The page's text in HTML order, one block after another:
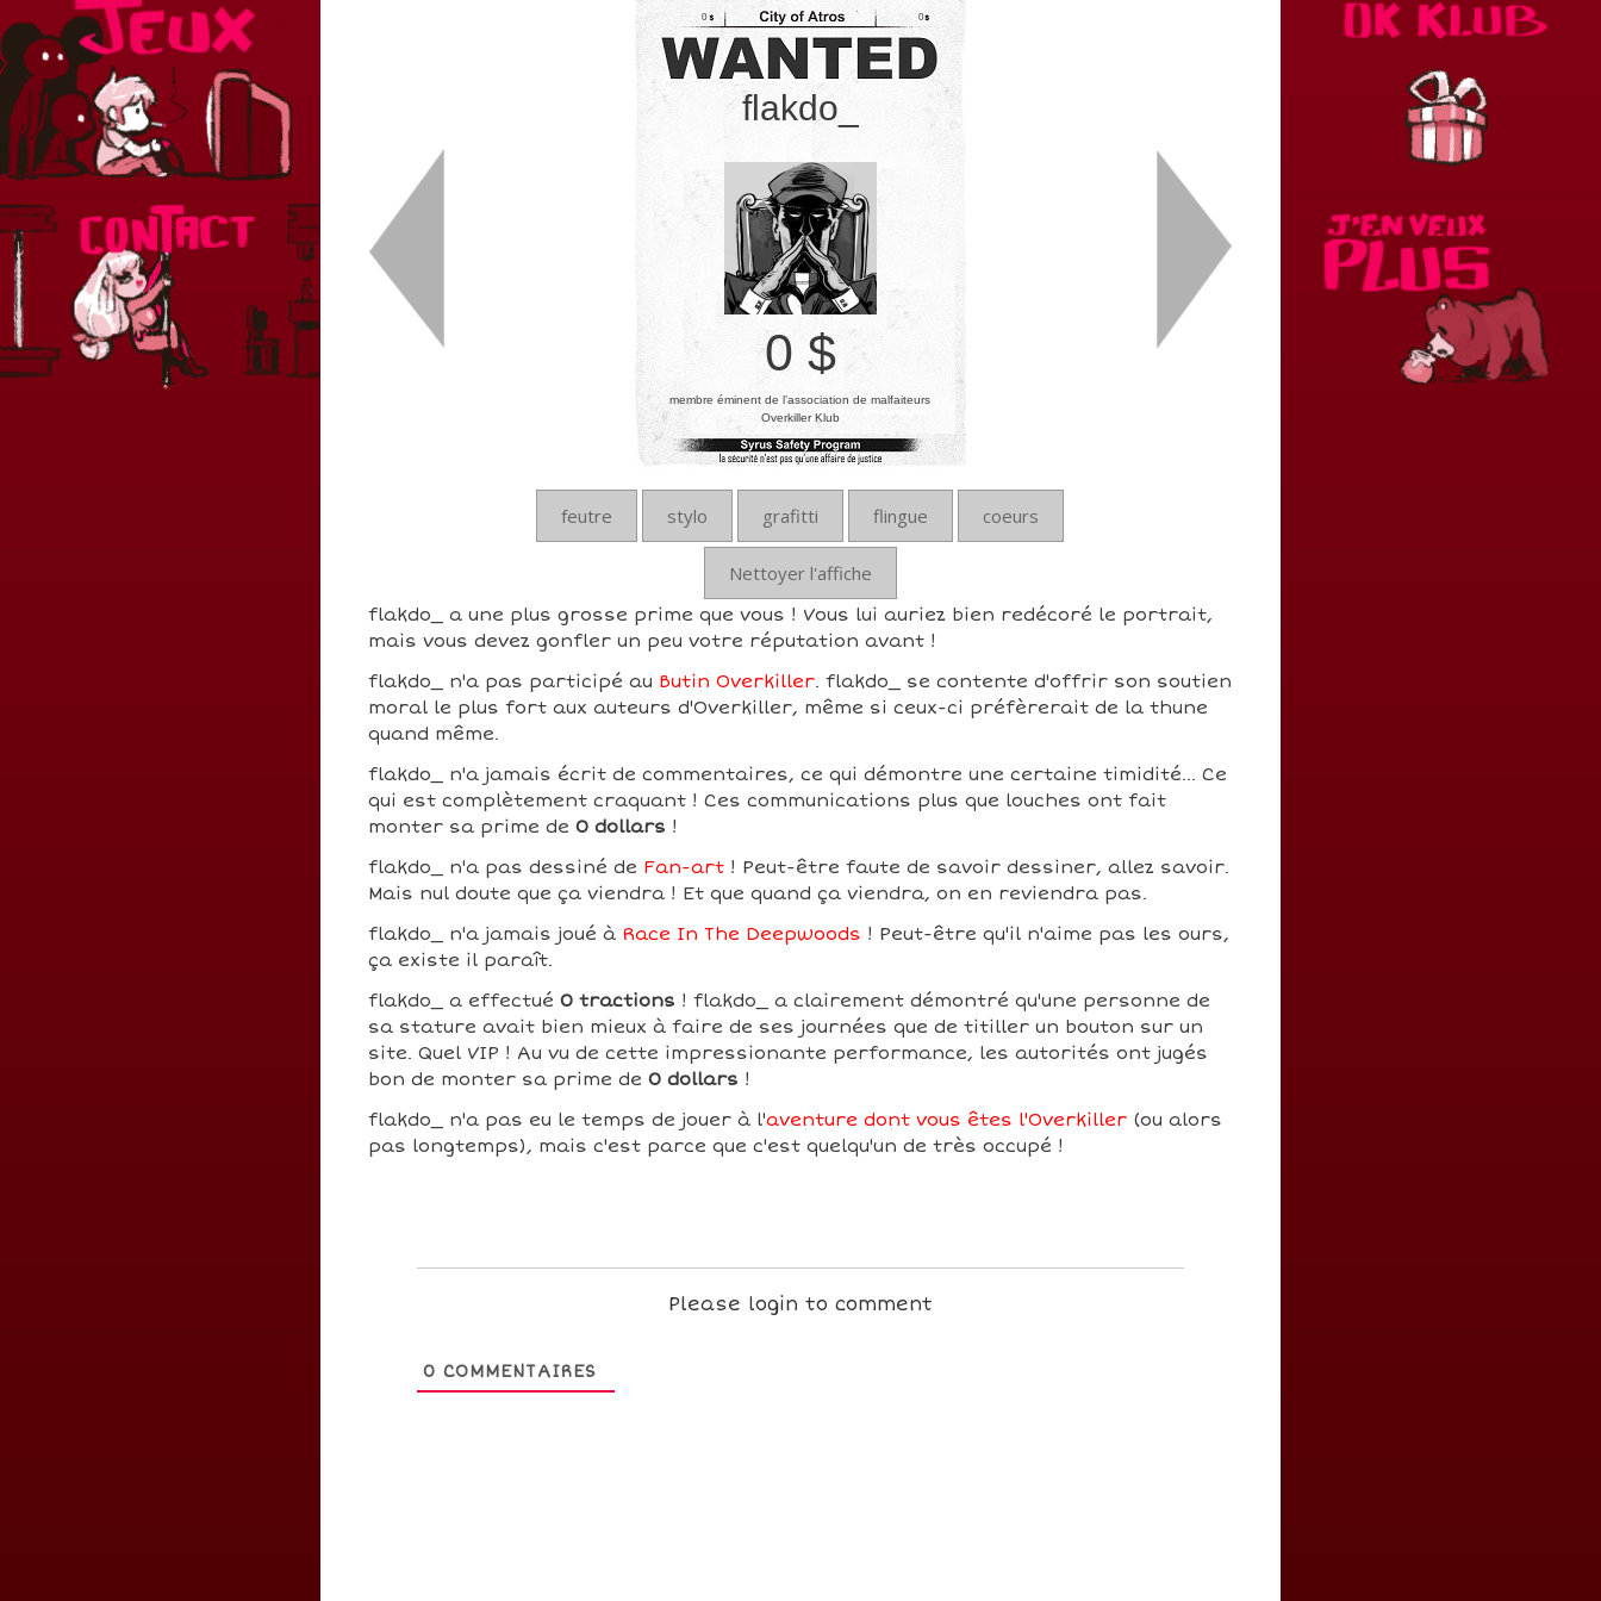
0
flakdo_
0
0 $
membre éminent de l’association de malfaiteurs
Overkiller Klub
feutre stylo grafitti flingue coeurs
Nettoyer l'affiche
flakdo_ a une plus grosse prime que vous ! Vous lui auriez bien redécoré le portrait,
mais vous devez gonfler un peu votre réputation avant !
flakdo_ n'a pas participé au Butin Overkiller. flakdo_ se contente d'offrir son soutien
moral le plus fort aux auteurs d'Overkiller, même si ceux-ci préfèrerait de la thune
quand même.
flakdo_ n'a jamais écrit de commentaires, ce qui démontre une certaine timidité... Ce
qui est complètement craquant ! Ces communications plus que louches ont fait
monter sa prime de 0 dollars !
flakdo_ n'a pas dessiné de Fan-art! Peut-être faute de savoir dessiner, allez savoir.
Mais nul doute que ça viendra ! Et que quand ça viendra, on en reviendra pas.
flakdo_ n'a jamais joué à Race In The Deepwoods ! Peut-être qu'il n'aime pas les ours,
ça existe il paraît.
flakdo_ a effectué 0 tractions ! flakdo_ a clairement démontré qu'une personne de
sa stature avait bien mieux à faire de ses journées que de titiller un bouton sur un
site. Quel VIP ! Au vu de cette impressionante performance, les autorités ont jugés
bon de monter sa prime de 0 dollars !
flakdo_ n'a pas eu le temps de jouer à l'aventure dont vous êtes l'Overkiller(ou alors
pas longtemps), mais c'est parce que c'est quelqu'un de très occupé !
Please login to comment
0 COMMENTAIRES